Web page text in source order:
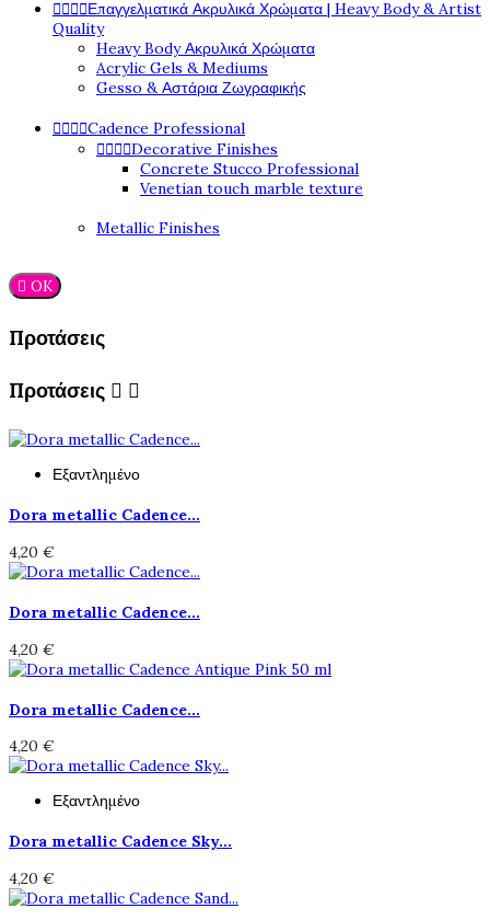
   Επαγγελματικά Ακρυλικά Χρώματα | Heavy Body & Artist
Quality
Heavy Body Ακρυλικά Χρώματα
Acrylic Gels & Mediums
Gesso & Αστάρια Ζωγραφικής
   Cadence Professional
   Decorative Finishes
Concrete Stucco Professional
Venetian touch marble texture
Metallic Finishes
 OK
Προτάσεις
Προτάσεις  
Εξαντλημένο
Dora metallic Cadence...
4,20 €
Dora metallic Cadence...
4,20 €
Dora metallic Cadence...
4,20 €
Εξαντλημένο
Dora metallic Cadence Sky...
4,20 €